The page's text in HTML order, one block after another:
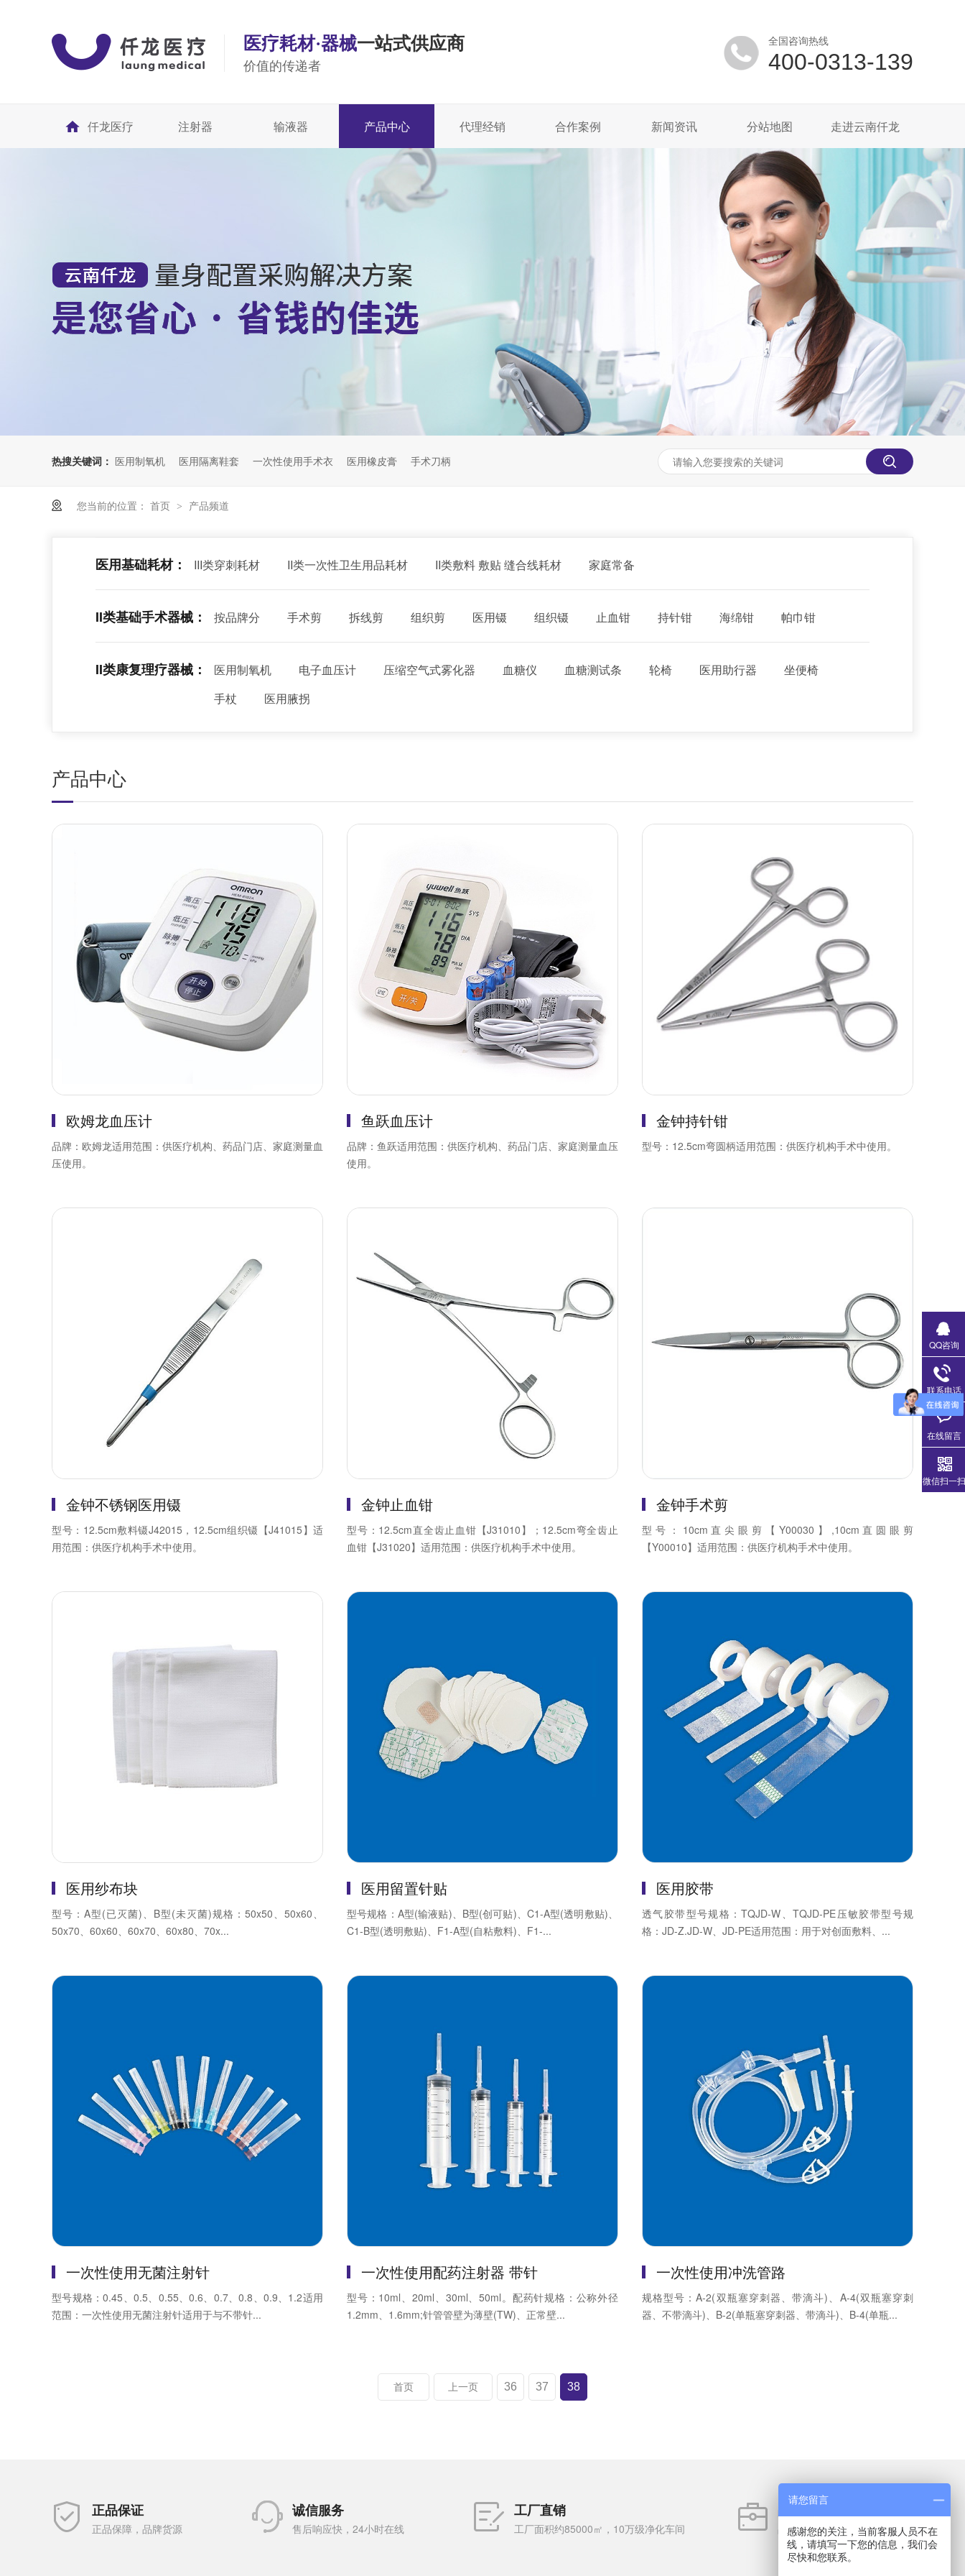
医疗耗材·器械一站式供应商
价值的传递者
全国咨询热线
400-0313-139
仟龙医疗 注射器 输液器 产品中心 代理经销 合作案例 新闻资讯 分站地图 走进云南仟龙
热搜关键词： 医用制氧机 医用隔离鞋套 一次性使用手术衣 医用橡皮膏 手术刀柄
您当前的位置： 首页 > 产品频道
医用基础耗材： III类穿刺耗材 II类一次性卫生用品耗材 II类敷料 敷贴 缝合线耗材 家庭常备
II类基础手术器械： 按品牌分 手术剪 拆线剪 组织剪 医用镊 组织镊 止血钳 持针钳 海绵钳 帕巾钳
II类康复理疗器械： 医用制氧机 电子血压计 压缩空气式雾化器 血糖仪 血糖测试条 轮椅 医用助行器
坐便椅
手杖
医用腋拐
产品中心
欧姆龙血压计
品牌：欧姆龙适用范围：供医疗机构、药品门店、家庭测量血
压使用。
鱼跃血压计
品牌：鱼跃适用范围：供医疗机构、药品门店、家庭测量血压
使用。
金钟持针钳
型号：12.5cm弯圆柄适用范围：供医疗机构手术中使用。
金钟不锈钢医用镊
型号：12.5cm敷料镊J42015，12.5cm组织镊【J41015】适
用范围：供医疗机构手术中使用。
金钟止血钳
型号：12.5cm直全齿止血钳【J31010】；12.5cm弯全齿止
血钳【J31020】适用范围：供医疗机构手术中使用。
金钟手术剪
型号：10cm直尖眼剪【Y00030】,10cm直圆眼剪
【Y00010】适用范围：供医疗机构手术中使用。
医用纱布块
型号：A型(已灭菌)、B型(未灭菌)规格：50x50、50x60、
50x70、60x60、60x70、60x80、70x...
医用留置针贴
型号规格：A型(输液贴)、B型(创可贴)、C1-A型(透明敷贴)、
C1-B型(透明敷贴)、F1-A型(自粘敷料)、F1-...
医用胶带
透气胶带型号规格：TQJD-W、TQJD-PE压敏胶带型号规
格：JD-Z.JD-W、JD-PE适用范围：用于对创面敷料、...
一次性使用无菌注射针
型号规格：0.45、0.5、0.55、0.6、0.7、0.8、0.9、1.2适用
范围：一次性使用无菌注射针适用于与不带针...
一次性使用配药注射器 带针
型号：10ml、20ml、30ml、50ml。配药针规格：公称外径
1.2mm、1.6mm;针管管壁为薄壁(TW)、正常壁...
一次性使用冲洗管路
规格型号：A-2(双瓶塞穿刺器、带滴斗)、A-4(双瓶塞穿刺
器、不带滴斗)、B-2(单瓶塞穿刺器、带滴斗)、B-4(单瓶...
首页 上一页 36 37 38
正品保证
正品保障，品牌货源
诚信服务
售后响应快，24小时在线
工厂直销
工厂面积约85000㎡，10万级净化车间
品类丰富
品类齐全6000多种，备货充足
QQ咨询
联系电话
在线留言
微信扫一扫
请您留言
感谢您的关注，当前客服人员不在
线，请填写一下您的信息，我们会
尽快和您联系。